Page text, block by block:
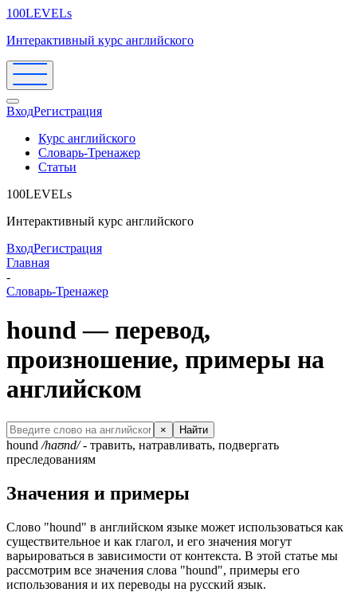
100LEVELs
Интерактивный курс английского
ВходРегистрация
Курс английского
Словарь-Тренажер
Статьи
100LEVELs
Интерактивный курс английского
ВходРегистрация
Главная
-
Словарь-Тренажер
hound — перевод,
произношение, примеры на
английском
× Найти
hound /haʊnd/- травить, натравливать, подвергать
преследованиям
Значения и примеры
Слово "hound" в английском языке может использоваться как
существительное и как глагол, и его значения могут
варьироваться в зависимости от контекста. В этой статье мы
рассмотрим все значения слова "hound", примеры его
использования и их переводы на русский язык.